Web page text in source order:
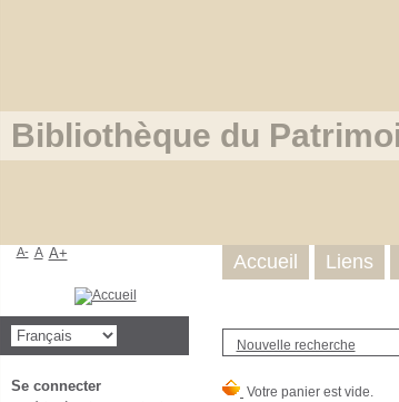
Bibliothèque du
Nouvelle recherche
Accueil Liens
A- A A+
Se connecter